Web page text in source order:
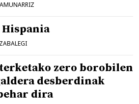
zero borobilen
desberdinak
dira